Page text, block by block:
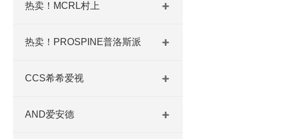
热卖！MCRL村上
热卖！PROSPINE普洛斯派
CCS希希爱视
AND爱安德